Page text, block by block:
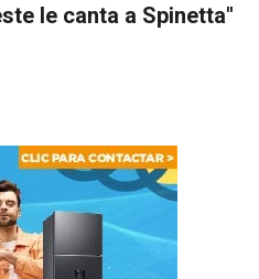
le canta a Spinetta"